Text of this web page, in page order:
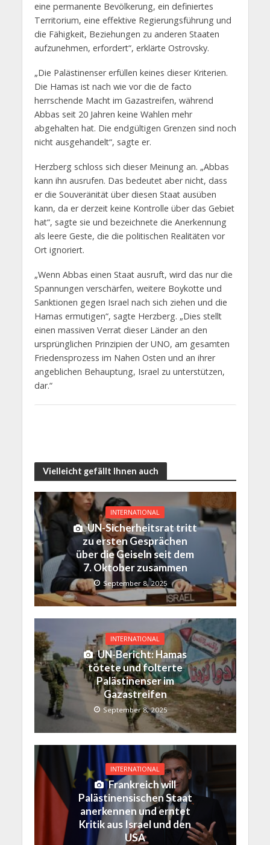
eine permanente Bevölkerung, ein definiertes
Territorium, eine effektive Regierungsführung und
die Fähigkeit, Beziehungen zu anderen Staaten
aufzunehmen, erfordert“, erklärte Ostrovsky.
„Die Palästinenser erfüllen keines dieser Kriterien.
Die Hamas ist nach wie vor die de facto
herrschende Macht im Gazastreifen, während
Abbas seit 20 Jahren keine Wahlen mehr
abgehalten hat. Die endgültigen Grenzen sind noch
nicht ausgehandelt“, sagte er.
Herzberg schloss sich dieser Meinung an. „Abbas
kann ihn ausrufen. Das bedeutet aber nicht, dass
er die Souveränität über diesen Staat ausüben
kann, da er derzeit keine Kontrolle über das Gebiet
hat“, sagte sie und bezeichnete die Anerkennung
als leere Geste, die die politischen Realitäten vor
Ort ignoriert.
„Wenn Abbas einen Staat ausruft, wird das nur die
Spannungen verschärfen, weitere Boykotte und
Sanktionen gegen Israel nach sich ziehen und die
Hamas ermutigen“, sagte Herzberg. „Dies stellt
einen massiven Verrat dieser Länder an den
ursprünglichen Prinzipien der UNO, am gesamten
Friedensprozess im Nahen Osten und an ihrer
angeblichen Behauptung, Israel zu unterstützen,
dar.“
Vielleicht gefällt Ihnen auch
INTERNATIONAL
UN-Sicherheitsrat tritt
zu ersten Gesprächen
über die Geiseln seit dem
7. Oktober zusammen
September 8, 2025
INTERNATIONAL
UN-Bericht: Hamas
tötete und folterte
Palästinenser im
Gazastreifen
September 8, 2025
INTERNATIONAL
Frankreich will
Palästinensischen Staat
anerkennen und erntet
Kritik aus Israel und den
USA